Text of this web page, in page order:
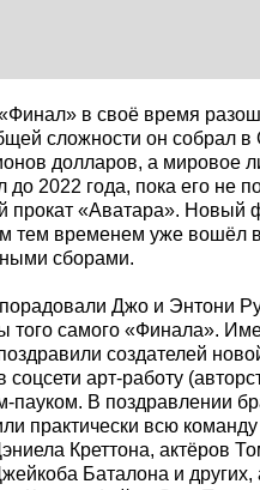
в своё время
сложности он собрал
долларов, а мировое
до 2022 года, пока его не
прокат «Аватара». Новый
тем временем уже вошёл в
сборами.
Джо и Энтони
того самого «Финала».
создателей
арт-работу
пауком. В поздравлении
практически всю
Креттона, актёров
Баталона и других,